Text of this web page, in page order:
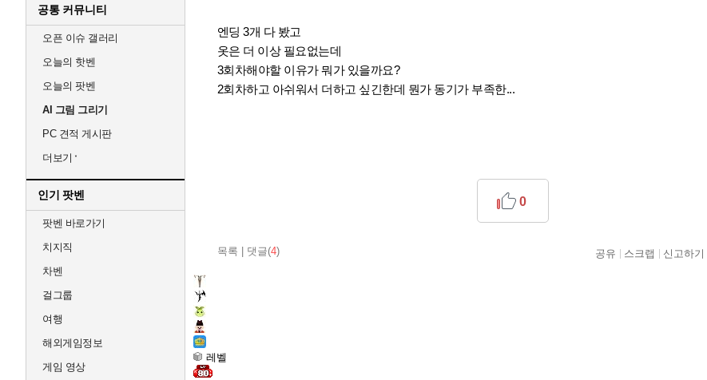
공통 커뮤니티
오픈 이슈 갤러리
오늘의 핫벤
오늘의 팟벤
AI 그림 그리기
PC 견적 게시판
더보기
인기 팟벤
팟벤 바로가기
치지직
차벤
걸그룹
여행
해외게임정보
게임 영상
엔딩 3개 다 봤고
옷은 더 이상 필요없는데
3회차해야할 이유가 뭐가 있을까요?
2회차하고 아쉬워서 더하고 싶긴한데 뭔가 동기가 부족한...
목록 댓글(4)
0
공유 스크랩 신고하기
레벨